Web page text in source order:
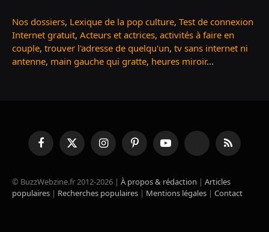
Nos dossiers, Lexique de la pop culture, Test de connexion
Internet gratuit, Acteurs et actrices, activités à faire en
couple, trouver l'adresse de quelqu'un, tv sans internet ni
antenne, main gauche qui gratte, heures miroir...
FacebookX
(Twitter)
InstagramPinterestYouTube TikTok RSS
© BuzzWebzine.fr 2012-2026 | À propos & rédaction | Articles
populaires | Recherches populaires | Mentions légales | Contact